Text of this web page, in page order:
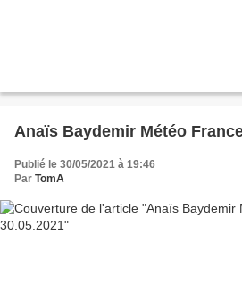
Anaïs Baydemir Météo
Publié le 30/05/2021 à 19:46
Par TomA